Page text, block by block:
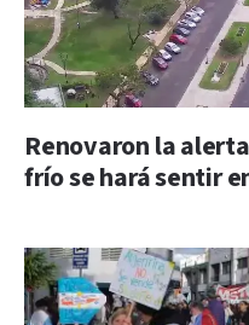
Renovaron la
frío se hará sentir